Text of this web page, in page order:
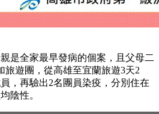
是全家最早發病的個案，且父母二
旅遊團，從高雄至宜蘭旅遊3天2
，再驗出2名團員染疫，分別住在
陰性。